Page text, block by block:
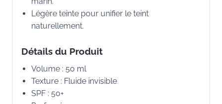
Légère teinte pour unifier le teint
naturellement.
Détails du Produit
Volume : 50 ml
Texture : Fluide invisible
SPF : 50+